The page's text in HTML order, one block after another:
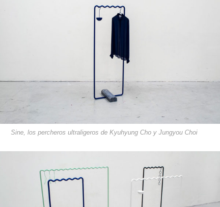
Sine, los percheros ultraligeros de Kyuhyung Cho y Jungyou Choi